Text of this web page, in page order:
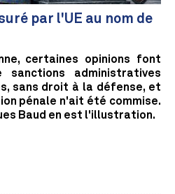
par l'UE au nom de
certaines opinions font
administratives
sans droit à la défense, et
pénale n'ait été commise.
Baud en est l'illustration.